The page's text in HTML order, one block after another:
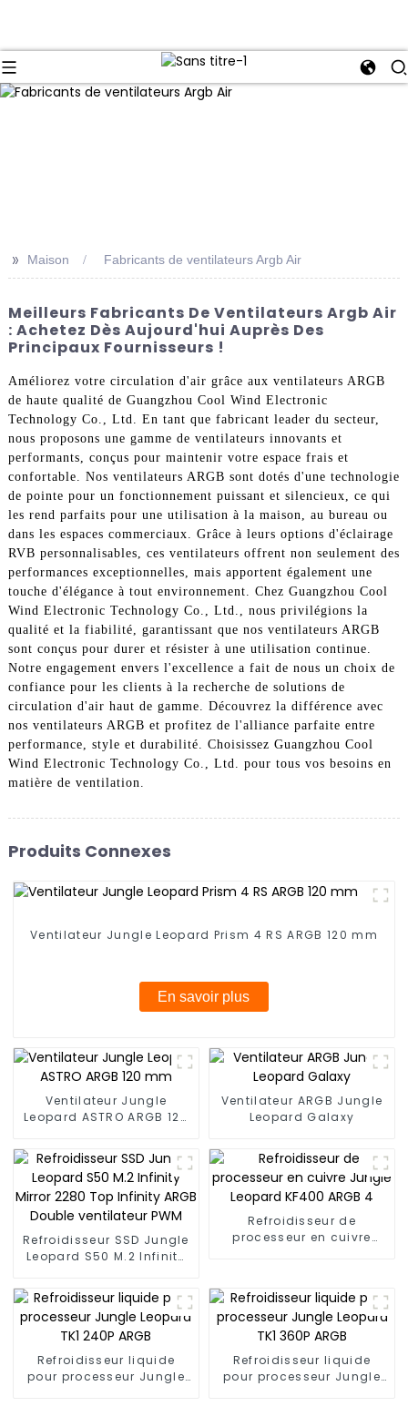
>> Maison Fabricants de ventilateurs Argb Air
Meilleurs Fabricants De Ventilateurs Argb Air
: Achetez Dès Aujourd'hui Auprès Des
Principaux Fournisseurs !
Améliorez votre circulation d'air grâce aux ventilateurs ARGB
de haute qualité de Guangzhou Cool Wind Electronic
Technology Co., Ltd. En tant que fabricant leader du secteur,
nous proposons une gamme de ventilateurs innovants et
performants, conçus pour maintenir votre espace frais et
confortable. Nos ventilateurs ARGB sont dotés d'une technologie
de pointe pour un fonctionnement puissant et silencieux, ce qui
les rend parfaits pour une utilisation à la maison, au bureau ou
dans les espaces commerciaux. Grâce à leurs options d'éclairage
RVB personnalisables, ces ventilateurs offrent non seulement des
performances exceptionnelles, mais apportent également une
touche d'élégance à tout environnement. Chez Guangzhou Cool
Wind Electronic Technology Co., Ltd., nous privilégions la
qualité et la fiabilité, garantissant que nos ventilateurs ARGB
sont conçus pour durer et résister à une utilisation continue.
Notre engagement envers l'excellence a fait de nous un choix de
confiance pour les clients à la recherche de solutions de
circulation d'air haut de gamme. Découvrez la différence avec
nos ventilateurs ARGB et profitez de l'alliance parfaite entre
performance, style et durabilité. Choisissez Guangzhou Cool
Wind Electronic Technology Co., Ltd. pour tous vos besoins en
matière de ventilation.
Produits Connexes
Ventilateur Jungle Leopard Prism 4 RS ARGB 120 mm
En savoir plus
Ventilateur Jungle
Leopard ASTRO ARGB 120
Ventilateur ARGB Jungle
Leopard Galaxy
Refroidisseur SSD Jungle
Leopard S50 M.2 Infinity
ARGB Double ventilateur
PWM
Refroidisseur de
processeur en cuivre
Refroidisseur liquide
pour processeur Jungle
Refroidisseur liquide
pour processeur Jungle